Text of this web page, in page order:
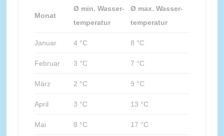
Monat
Ø min. Wasser-
temperatur
Ø max. Wasser-
temperatur
Januar 4 °C 8 °C
Februar 3 °C 7 °C
März 2 °C 9 °C
April 3 °C 13 °C
Mai 8 °C 17 °C